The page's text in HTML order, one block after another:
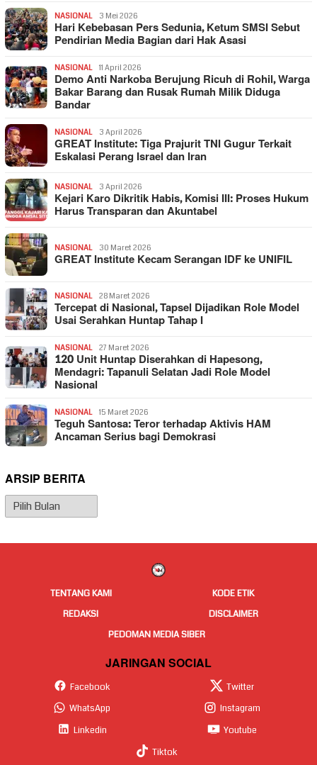
NASIONAL 3 Mei 2026
Hari Kebebasan Pers Sedunia, Ketum SMSI Sebut
Pendirian Media Bagian dari Hak Asasi
NASIONAL 11 April 2026
Demo Anti Narkoba Berujung Ricuh di Rohil, Warga
Bakar Barang dan Rusak Rumah Milik Diduga
Bandar
NASIONAL 3 April 2026
GREAT Institute: Tiga Prajurit TNI Gugur Terkait
Eskalasi Perang Israel dan Iran
NASIONAL 3 April 2026
Kejari Karo Dikritik Habis, Komisi III: Proses Hukum
Harus Transparan dan Akuntabel
NASIONAL 30 Maret 2026
GREAT Institute Kecam Serangan IDF ke UNIFIL
NASIONAL 28 Maret 2026
Tercepat di Nasional, Tapsel Dijadikan Role Model
Usai Serahkan Huntap Tahap I
NASIONAL 27 Maret 2026
120 Unit Huntap Diserahkan di Hapesong,
Mendagri: Tapanuli Selatan Jadi Role Model
Nasional
NASIONAL 15 Maret 2026
Teguh Santosa: Teror terhadap Aktivis HAM
Ancaman Serius bagi Demokrasi
ARSIP BERITA
Arsip
Berita
TENTANG KAMI
KODE ETIK
REDAKSI
DISCLAIMER
PEDOMAN MEDIA SIBER
JARINGAN SOCIAL
Facebook
Twitter
WhatsApp
Instagram
Linkedin
Youtube
Tiktok